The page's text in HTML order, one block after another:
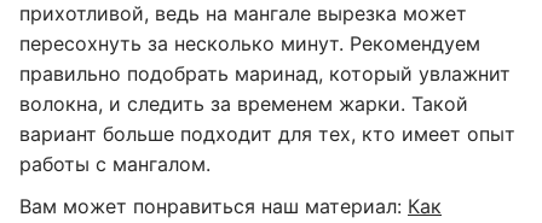
прихотливой, ведь на мангале вырезка может
пересохнуть за несколько минут. Рекомендуем
правильно подобрать маринад, который увлажнит
волокна, и следить за временем жарки. Такой
вариант больше подходит для тех, кто имеет опыт
работы с мангалом.
Вам может понравиться наш материал: Как